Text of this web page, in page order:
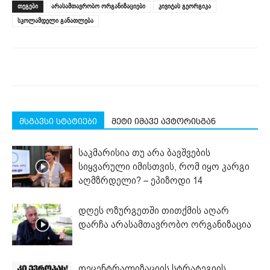
in
new
window)
in
new
window)
in in in window)
ᲗᲔᲒᲔᲑᲘ არასამთავრობო ორგანიზაციები
კივიტას გეორგიკა
სკოლამდელი განათლება
მსგავსი სტატიები მეტი იმავე ავტორისგან
საკმარისია თუ არა ბავშვების
სიყვარული იმისთვის, რომ იყო კარგი
აღმზრდელი? – ეპიზოდი 14
დღეს ოზურგეთში თითქმის აღარ
დარჩა არასამთავრობო ორგანიზაცია